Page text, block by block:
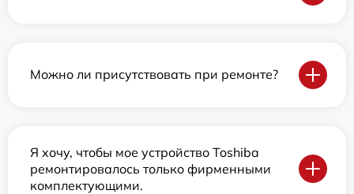
Можно ли присутствовать при ремонте?
Я хочу, чтобы мое устройство Toshiba
ремонтировалось только фирменными
комплектующими.